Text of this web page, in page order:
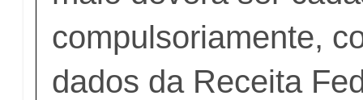
compulsoriamente,
dados da Receita